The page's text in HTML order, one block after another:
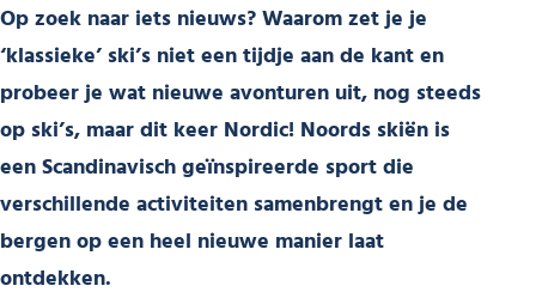
Op zoek naar iets nieuws? Waarom zet je je
‘klassieke’ ski’s niet een tijdje aan de kant en
probeer je wat nieuwe avonturen uit, nog steeds
op ski’s, maar dit keer Nordic! Noords skiën is
een Scandinavisch geïnspireerde sport die
verschillende activiteiten samenbrengt en je de
bergen op een heel nieuwe manier laat
ontdekken.